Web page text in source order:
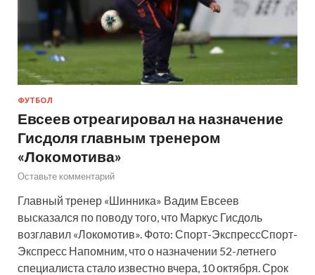
ФУТБОЛ
Евсеев отреагировал на назначение
Гисдоля главным тренером
«Локомотива»
Оставьте комментарий
Главный тренер «Шинника» Вадим Евсеев
высказался по поводу того, что Маркус Гисдоль
возглавил «Локомотив». Фото: Спорт-ЭкспрессСпорт-
Экспресс Напомним, что о назначении 52-летнего
специалиста стало известно вчера, 10 октября. Срок